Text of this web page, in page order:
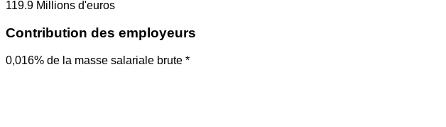
119.9 Millions d'euros
Contribution des employeurs
0,016% de la masse salariale brute *